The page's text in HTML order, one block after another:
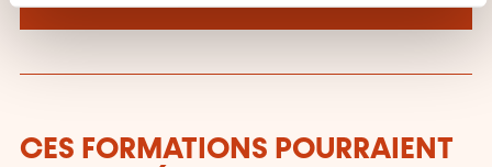
n
CES FORMATIONS POURRAIENT